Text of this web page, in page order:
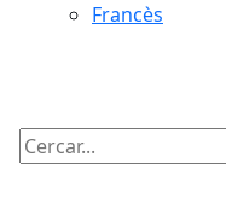
Francès
Cercar: